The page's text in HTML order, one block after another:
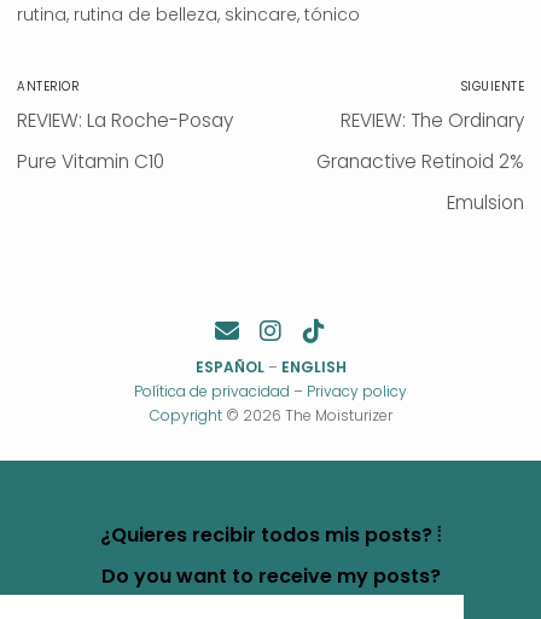
rutina, rutina de belleza, skincare, tónico
Navegación
de
ANTERIOR
Entrada
anterior:
REVIEW: La Roche-Posay
Pure Vitamin C10
SIGUIENTE
Entrada
siguiente:
REVIEW: The Ordinary
Granactive Retinoid 2%
Emulsion
ESPAÑOL– ENGLISH
Política de privacidad – Privacy policy
Copyright© 2026 The Moisturizer
¿Quieres recibir todos mis posts? ⦙
Do you want to receive my posts?